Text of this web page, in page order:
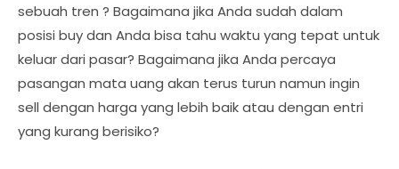
sebuah tren ? Bagaimana jika Anda sudah dalam
posisi buy dan Anda bisa tahu waktu yang tepat untuk
keluar dari pasar? Bagaimana jika Anda percaya
pasangan mata uang akan terus turun namun ingin
sell dengan harga yang lebih baik atau dengan entri
yang kurang berisiko?